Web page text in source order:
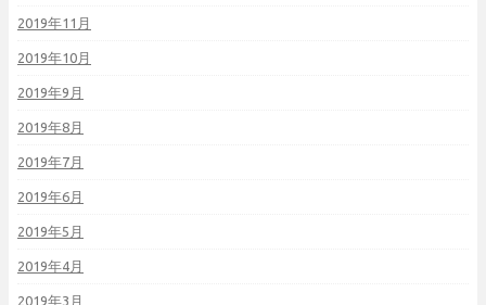
2019年11月
2019年10月
2019年9月
2019年8月
2019年7月
2019年6月
2019年5月
2019年4月
2019年3月